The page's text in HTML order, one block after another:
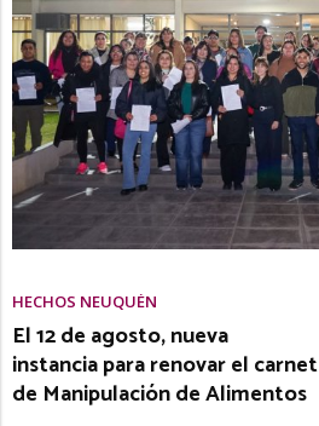
HECHOS NEUQUÉN
El 12 de agosto, nueva
instancia para renovar el carnet
de Manipulación de Alimentos